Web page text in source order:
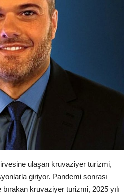
ulaşan kruvaziyer turizmi,
giriyor. Pandemi sonrası
kruvaziyer turizmi, 2025 yılı